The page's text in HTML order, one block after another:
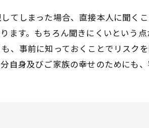
てしまった場合、直接本人に聞く
ます。もちろん聞きにくいという
、事前に知っておくことでリスク
自身及びご家族の幸せのためにも